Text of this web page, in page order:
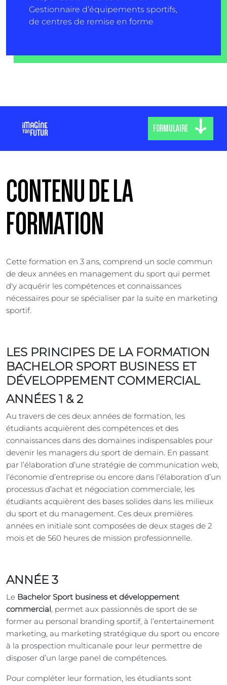
Gestionnaire d’équipements sportifs,
de centres de remise en forme
FORMULAIRE
CONTENU DE LA
FORMATION
Cette formation en 3 ans, comprend un socle commun
de deux années en management du sport qui permet
d'y acquérir les compétences et connaissances
nécessaires pour se spécialiser par la suite en marketing
sportif.
LES PRINCIPES DE LA FORMATION
BACHELOR SPORT BUSINESS ET
DÉVELOPPEMENT COMMERCIAL
ANNÉES 1 & 2
Au travers de ces deux années de formation, les
étudiants acquièrent des compétences et des
connaissances dans des domaines indispensables pour
devenir les managers du sport de demain. En passant
par l’élaboration d’une stratégie de communication web,
l’économie d’entreprise ou encore dans l’élaboration d’un
processus d’achat et négociation commerciale, les
étudiants acquièrent des bases solides dans les milieux
du sport et du management. Ces deux premières
années en initiale sont composées de deux stages de 2
mois et de 560 heures de mission professionnelle.
ANNÉE 3
Le Bachelor Sport business et développement
commercial, permet aux passionnés de sport de se
former au personal branding sportif, à l’entertainement
marketing, au marketing stratégique du sport ou encore
à la prospection multicanale pour leur permettre de
disposer d’un large panel de compétences.
Pour compléter leur formation, les étudiants sont